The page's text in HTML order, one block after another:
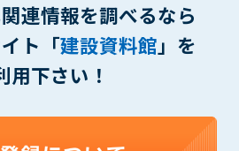
連情報を調べるなら
ト「建設資料館」を
用下さい！
行為
行為
得た情報及びダウンロードした情報
こと